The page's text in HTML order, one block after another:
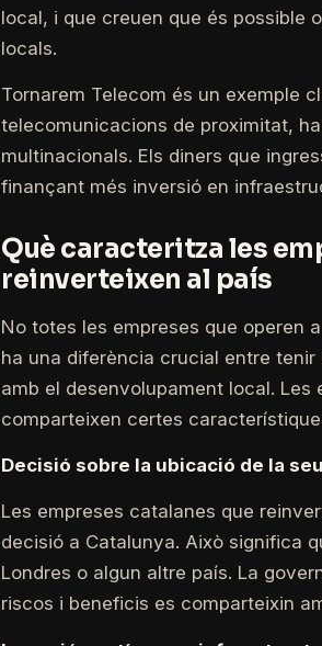
local, i que creuen que és possible
locals.
Tornarem Telecom és un exemple
telecomunicacions de proximitat,
multinacionals. Els diners que
finançant més inversió en
Què caracteritza les
reinverteixen al país
No totes les empreses que operen
ha una diferència crucial entre
amb el desenvolupament local.
comparteixen certes
Decisió sobre la ubicació de la
Les empreses catalanes que
decisió a Catalunya. Això significa
Londres o algun altre país. La
riscos i beneficis es comparteixin